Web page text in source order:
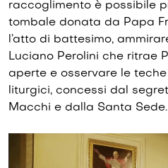
raccoglimento è possibile
tombale donata da Papa
l’atto di battesimo,
Luciano Perolini che ritrae
aperte e osservare le
liturgici, concessi dal
Macchi e dalla Santa Sede.